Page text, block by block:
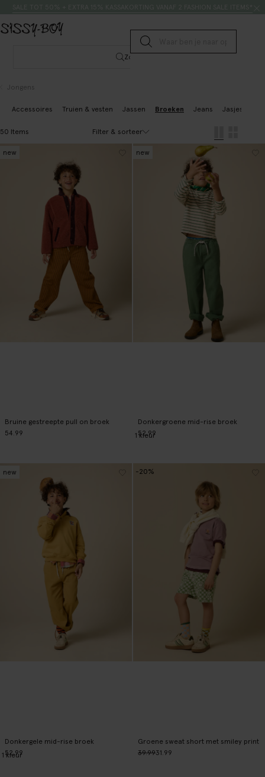
Submit search
Zoeken
Jongens
Accessoires Truien & vesten Jassen Broeken Jeans Jasjes &
50 Items Filter & sorteer
Bruine gestreepte pull on broek
54.99
new
Donkergroene mid-rise broek
52.99
new
1 kleur
Donkergele mid-rise broek
52.99
new
1 kleur
Groene sweat short met smiley print
39.9931.99
-20%